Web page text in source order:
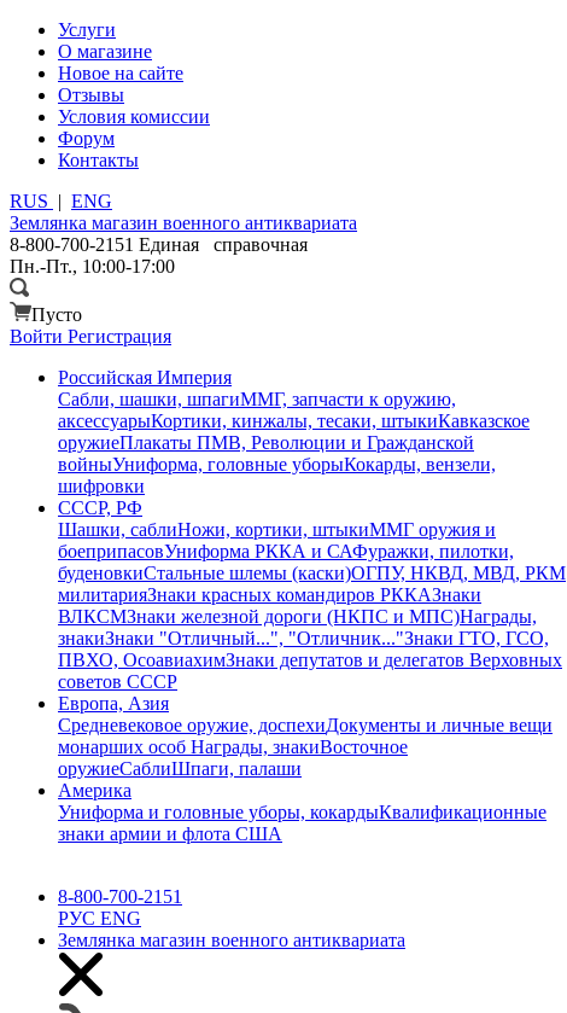
Услуги
О магазине
Новое на сайте
Отзывы
Условия комиссии
Форум
Контакты
RUS | ENG
Землянка магазин военного антиквариата
8-800-700-2151 Единая справочная
Пн.-Пт., 10:00-17:00
Пусто
Войти Регистрация
Российская Империя
Сабли, шашки, шпагиММГ, запчасти к оружию,
аксессуарыКортики, кинжалы, тесаки, штыкиКавказское
оружиеПлакаты ПМВ, Революции и Гражданской
войныУниформа, головные уборыКокарды, вензели,
шифровки
СССР, РФ
Шашки, саблиНожи, кортики, штыкиММГ оружия и
боеприпасовУниформа РККА и САФуражки, пилотки,
буденовкиСтальные шлемы (каски)ОГПУ, НКВД, МВД, РКМ
милитарияЗнаки красных командиров РККАЗнаки
ВЛКСМЗнаки железной дороги (НКПС и МПС)Награды,
знакиЗнаки "Отличный...", "Отличник..."Знаки ГТО, ГСО,
ПВХО, ОсоавиахимЗнаки депутатов и делегатов Верховных
советов СССР
Европа, Азия
Средневековое оружие, доспехиДокументы и личные вещи
монарших особ Награды, знакиВосточное
оружиеСаблиШпаги, палаши
Америка
Униформа и головные уборы, кокардыКвалификационные
знаки армии и флота США
8-800-700-2151
РУС ENG
Землянка магазин военного антиквариата